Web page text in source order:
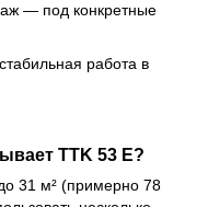
— под конкретные
работа в
TTK 53 E?
31 м² (примерно 78